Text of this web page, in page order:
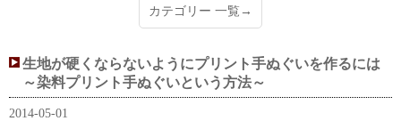
カテゴリー 一覧→
生地が硬くならないようにプリント手ぬぐいを作るには
～染料プリント手ぬぐいという方法～
2014-05-01